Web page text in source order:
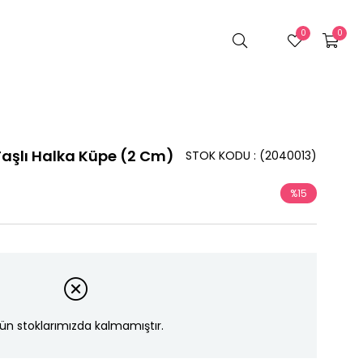
0
0
Halka Küpe (2 Cm) (2040013)
STOK KODU
%15
stoklarımızda kalmamıştır.